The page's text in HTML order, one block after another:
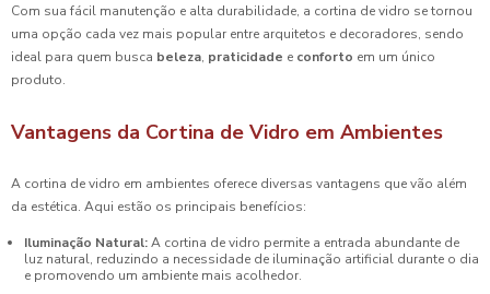
Com sua fácil manutenção e alta durabilidade, a cortina de vidro se tornou
uma opção cada vez mais popular entre arquitetos e decoradores, sendo
ideal para quem busca beleza, praticidade e conforto em um único
produto.
Vantagens da Cortina de Vidro em Ambientes
A cortina de vidro em ambientes oferece diversas vantagens que vão além
da estética. Aqui estão os principais benefícios:
Iluminação Natural:A cortina de vidro permite a entrada abundante de
luz natural, reduzindo a necessidade de iluminação artificial durante o dia
e promovendo um ambiente mais acolhedor.